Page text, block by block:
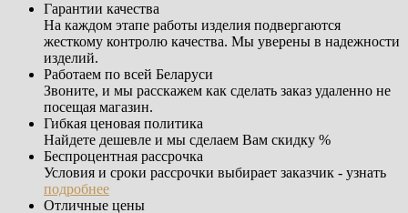
Гарантии качества
На каждом этапе работы изделия подвергаются
жесткому контролю качества. Мы уверены в надежности
изделий.
Работаем по всей Беларуси
Звоните, и мы расскажем как сделать заказ удаленно не
посещая магазин.
Гибкая ценовая политика
Найдете дешевле и мы сделаем Вам скидку %
Беспроцентная рассрочка
Условия и сроки рассрочки выбирает заказчик - узнать
подробнее
Отличные цены